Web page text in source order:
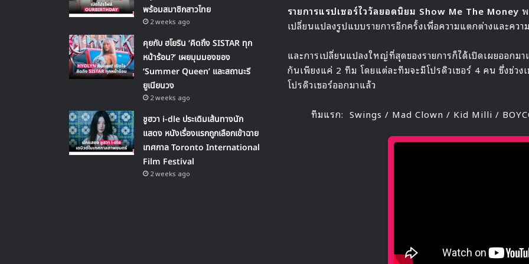
รายการแรปเซอร์ไววัลยอดนิยม Show Me The Money
เปลี่ยนแปลงรูปแบบรายการอีกครั้งเพื่อความแตกต่างและคว
และการเปลี่ยนแปลงใหญ่ที่สุดของรายการก็ได้เปิดเผยออกม
กันเพียงแค่ 2 ทีม โดยแต่ละทีมจะมีโปรดิวเซอร์ 4 คน ซึ่งช่วง
โปรดิวเซอร์ออกมาแล้ว
ทีมแรก: Swings / Mad Clown / Kid Milli /
พร้อมสมาชิกสาวไทย
2 weeks ago
คุยกับ ฮโยริน ‘คิดถึง SISTAR ทุก
หน้าร้อน?’ เผยมุมมองของ
‘Summer Queen’ และสถานะรี
ยูเนียนวง
2 weeks ago
ชูฮวา i-dle ประเดิมเส้นทางนัก
แสดง หนังเรื่องแรกถูกเลือกเข้าฉาย
เทศกาล Toronto International
Film Festival
2 weeks ago